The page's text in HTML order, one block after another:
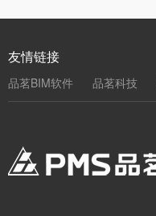
友情链接
品茗BIM软件 品茗科技